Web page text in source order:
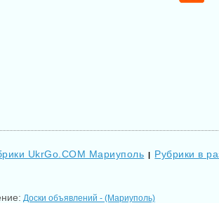
UkrGo.COM Мариуполь | Рубрики в
Доски объявлений - (Мариуполь)